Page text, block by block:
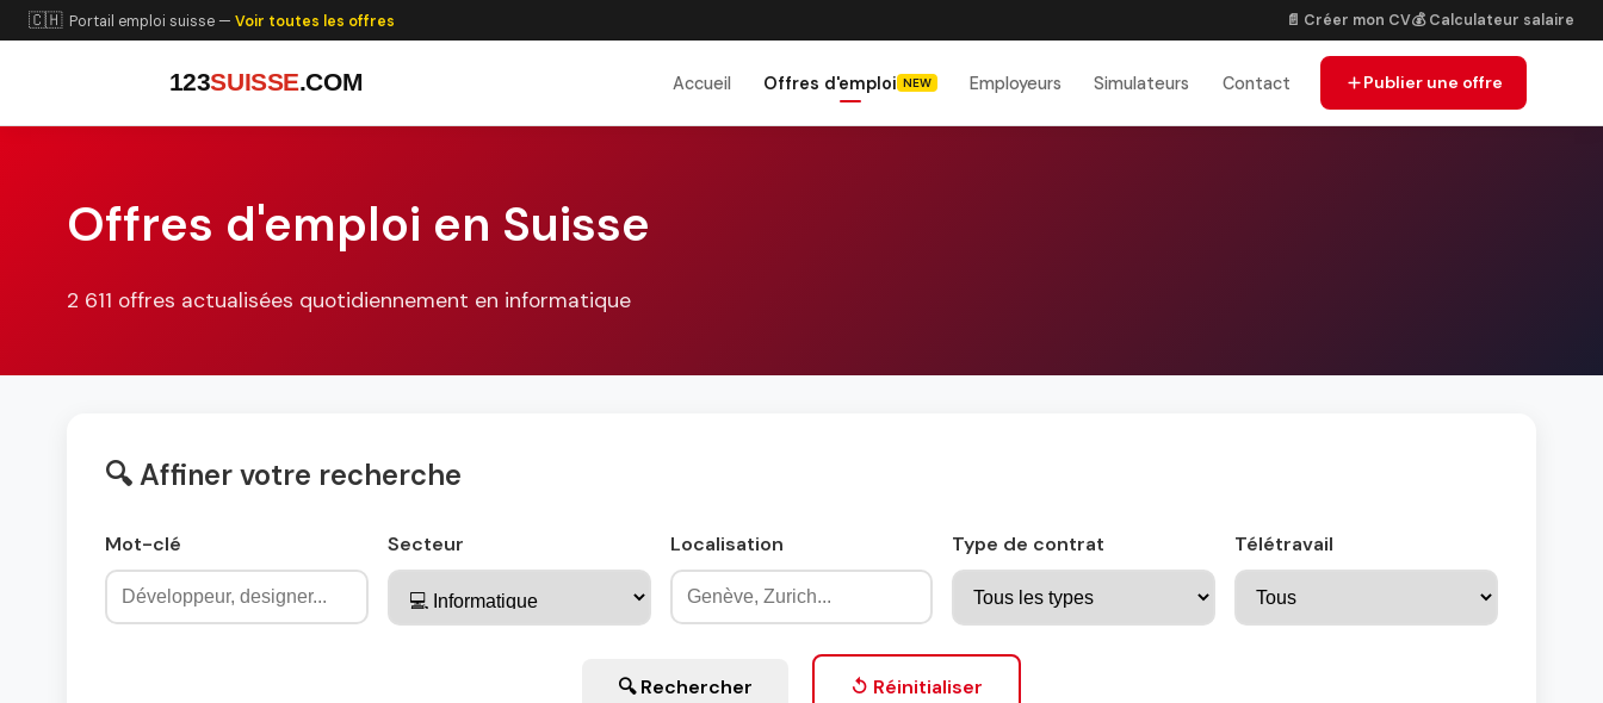
🇨🇭Portail emploi suisse — Voir toutes les offres 📄 Créer mon CV💰 Calculateur salaire
123SUISSE.COM Accueil Offres d'emploi NEW Employeurs Simulateurs Contact Publier une offre
Offres d'emploi en Suisse
2 611 offres actualisées quotidiennement en informatique
🔍 Affiner votre recherche
Mot-clé Secteur Localisation Type de contrat Télétravail
🔍 Rechercher ↺ Réinitialiser